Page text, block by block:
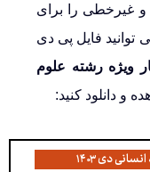
غیرخطی را برای
توانید فایل پی دی
ویژه رشته علوم
و دانلود کنید: